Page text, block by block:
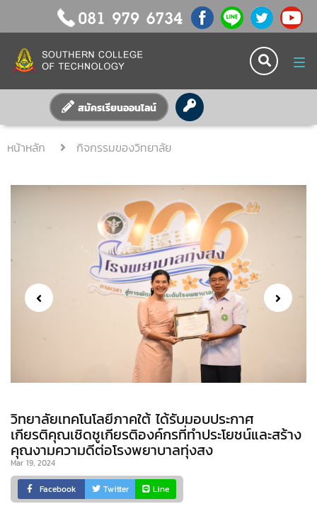
สมัครเรียนออนไลน์
หน้าหลัก กิจกรรมของวิทยาลัย
วิทยาลัยเทคโนโลยีภาคใต้ ได้รับมอบประกาศ
เกียรติคุณเชิดชูเกียรติองค์กรที่ทำประโยชน์และสร้าง
คุณงามความดีต่อโรงพยาบาลทุ่งสง
Mar 19, 2024
Facebook Twitter Line